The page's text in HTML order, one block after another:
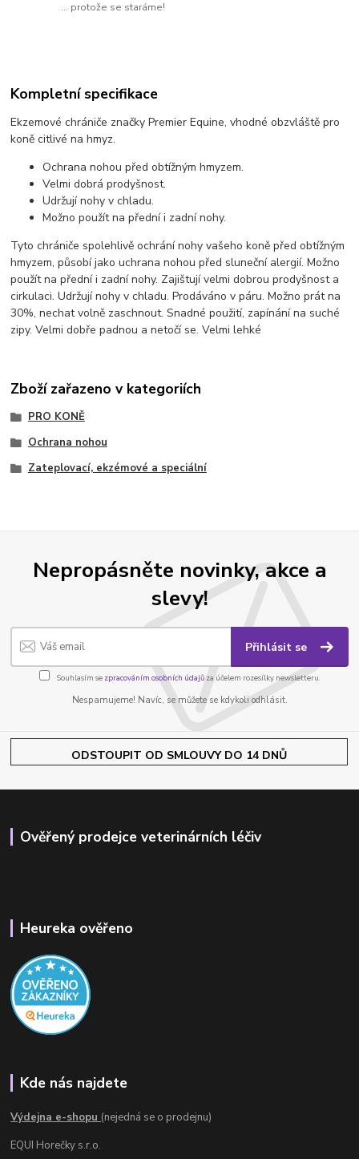
... protože se staráme!
Kompletní specifikace
Ekzemové chrániče značky Premier Equine, vhodné obzvláště pro
koně citlivé na hmyz.
Ochrana nohou před obtížným hmyzem.
Velmi dobrá prodyšnost.
Udržují nohy v chladu.
Možno použít na přední i zadní nohy.
Tyto chrániče spolehlivě ochrání nohy vašeho koně před obtížným
hmyzem, působí jako uchrana nohou před sluneční alergií. Možno
použít na přední i zadní nohy. Zajištují velmi dobrou prodyšnost a
cirkulaci. Udržují nohy v chladu. Prodáváno v páru. Možno prát na
30%, nechat volně zaschnout. Snadné použití, zapínání na suché
zipy. Velmi dobře padnou a netočí se. Velmi lehké
Zboží zařazeno v kategoriích
PRO KONĚ
Ochrana nohou
Zateplovací, ekzémové a speciální
Nepropásněte novinky, akce a
slevy!
Přihlásit se
Souhlasím se zpracováním osobních údajůza účelem rozesílky newsletteru.
Nespamujeme! Navíc, se můžete se kdykoli odhlásit.
ODSTOUPIT OD SMLOUVY DO 14 DNŮ
Ověřený prodejce veterinárních léčiv
Heureka ověřeno
Kde nás najdete
Výdejna e-shopu (nejedná se o prodejnu)
EQUI Horečky s.r.o.